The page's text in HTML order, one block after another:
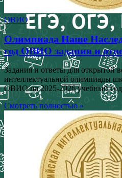
ОВИО
Олимпиада Наше
год ОВИО задания и
Задания и ответы для открытой
интеллектуальной олимпиады
ОВИО на 2025-2026 учебный
Смотреть полностью »